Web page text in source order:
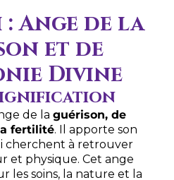
Ange de la
et de
Divine
de la guérison, de
fertilité. Il apporte son
cherchent à retrouver
et physique. Cet ange
les soins, la nature et la